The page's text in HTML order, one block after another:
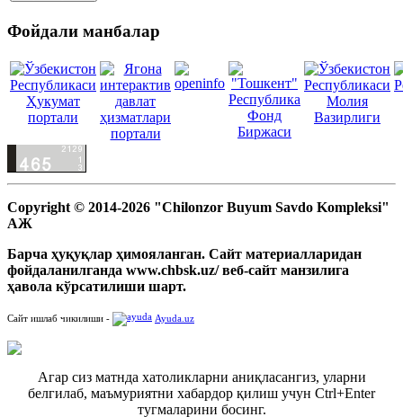
Фойдали манбалар
Copyright © 2014-2026 "Chilonzor Buyum Savdo Kompleksi"
АЖ
Барча ҳуқуқлар ҳимояланган. Сайт материалларидан
фойдаланилганда www.chbsk.uz/ веб-сайт манзилига
ҳавола кўрсатилиши шарт.
Сайт ишлаб чикилиши - Ayuda.uz
Агар сиз матнда хатоликларни аниқласангиз, уларни
белгилаб, маъмуриятни хабардор қилиш учун Ctrl+Enter
тугмаларини босинг.